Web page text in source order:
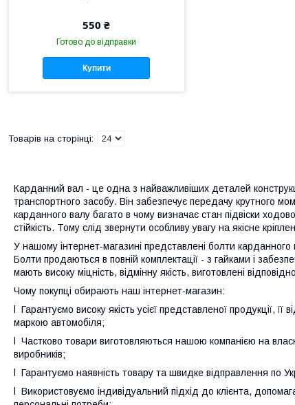
550 ₴
Готово до відправки
Купити
Карданний вал - це одна з найважливіших деталей
транспортного засобу. Він забезпечує передачу крутного
карданного валу багато в чому визначає стан підвіски
стійкість. Тому слід звернути особливу увагу на якісне
У нашому інтернет-магазині представлені болти
Болти продаються в повній комплектації - з гайками і
мають високу міцність, відмінну якість, виготовлені
Чому покупці обирають наш інтернет-магазин:
l Гарантуємо високу якість усієї представленої продукції,
маркою автомобіля;
l Частково товари виготовляються нашою компанією на
виробників;
l Гарантуємо наявність товару та швидке відправлення по
l Використовуємо індивідуальний підхід до клієнта,